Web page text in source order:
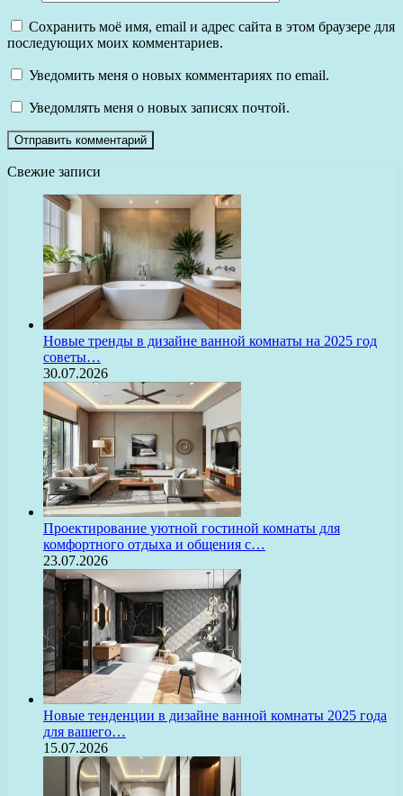
Сохранить моё имя, email и адрес сайта в этом браузере для
последующих моих комментариев.
Уведомить меня о новых комментариях по email.
Уведомлять меня о новых записях почтой.
Свежие записи
Новые тренды в дизайне ванной комнаты на 2025 год
советы…
30.07.2026
Проектирование уютной гостиной комнаты для
комфортного отдыха и общения с…
23.07.2026
Новые тенденции в дизайне ванной комнаты 2025 года
для вашего…
15.07.2026